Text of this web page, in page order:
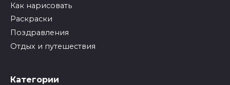
Как нарисовать
Раскраски
Поздравления
Отдых и путешествия
Категории